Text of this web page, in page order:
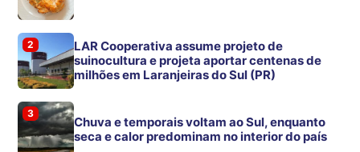
2
LAR Cooperativa assume projeto de
suinocultura e projeta aportar centenas de
milhões em Laranjeiras do Sul (PR)
3
Chuva e temporais voltam ao Sul, enquanto
seca e calor predominam no interior do país